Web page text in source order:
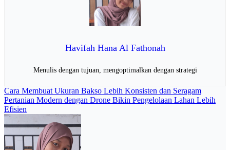
Havifah Hana Al Fathonah
Menulis dengan tujuan, mengoptimalkan dengan strategi
Navigasi
pos
Cara Membuat Ukuran Bakso Lebih Konsisten dan Seragam
Pertanian Modern dengan Drone Bikin Pengelolaan Lahan Lebih
Efisien